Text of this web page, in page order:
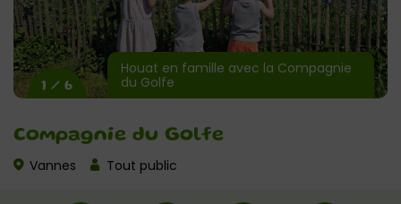
Compagnie du Golfe
Vannes Tout public
Houat en famille avec la Compagnie
du Golfe
1 / 6